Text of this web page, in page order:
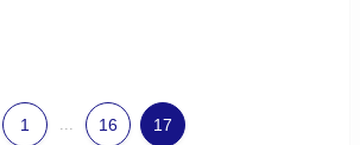
1 ... 16 17